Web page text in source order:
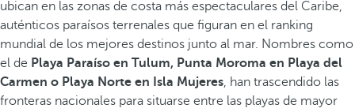
ubican en las zonas de costa más espectaculares del Caribe,
auténticos paraísos terrenales que figuran en el ranking
mundial de los mejores destinos junto al mar. Nombres como
el de Playa Paraíso en Tulum, Punta Moroma en Playa del
Carmen o Playa Norte en Isla Mujeres, han trascendido las
fronteras nacionales para situarse entre las playas de mayor